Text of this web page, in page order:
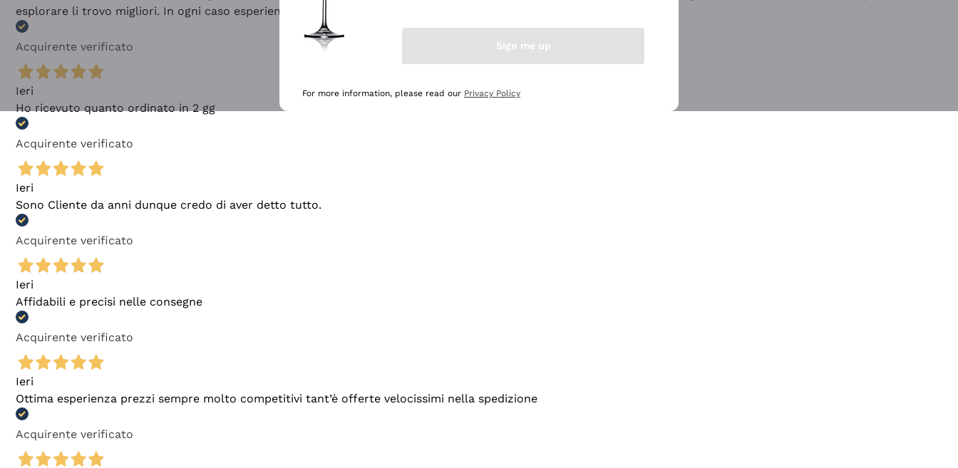
esplorare li trovo migliori. In ogni caso esperienza buona e lo consiglio! 👍
Acquirente verificato
Ieri
Ho ricevuto quanto ordinato in 2 gg
Acquirente verificato
Ieri
Sono Cliente da anni dunque credo di aver detto tutto.
Acquirente verificato
Ieri
Affidabili e precisi nelle consegne
Acquirente verificato
Ieri
Ottima esperienza prezzi sempre molto competitivi tant’è offerte velocissimi nella spedizione
Acquirente verificato
Sign me up
For more information, please read our Privacy Policy